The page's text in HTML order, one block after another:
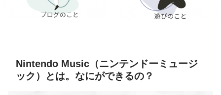
Nintendo Music（ニンテンドーミュージ
ック）とは。なにができるの？